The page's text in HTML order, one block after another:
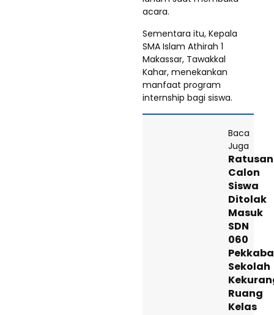
acara.
Sementara itu, Kepala
SMA Islam Athirah 1
Makassar, Tawakkal
Kahar, menekankan
manfaat program
internship bagi siswa.
Baca
Juga
Ratusan
Calon
Siswa
Ditolak
Masuk
SDN
060
Sekolah
Ruang
Kelas